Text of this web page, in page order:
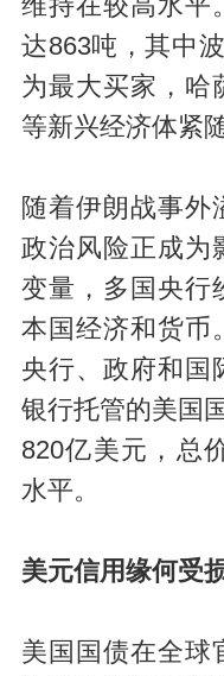
达863吨，其中
为最大买家，哈
等新兴经济体紧
随着伊朗战事外
政治风险正成为
变量，多国央行
本国经济和货币
央行、政府和国
银行托管的美国
820亿美元，总
水平。
美元信用缘何受
美国国债在全球